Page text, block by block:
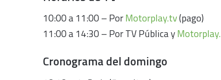
10:00 a 11:00 – PorMotorplay.tv(pago)
11:00 a 14:30 – Por TV Pública y
Cronograma del domingo